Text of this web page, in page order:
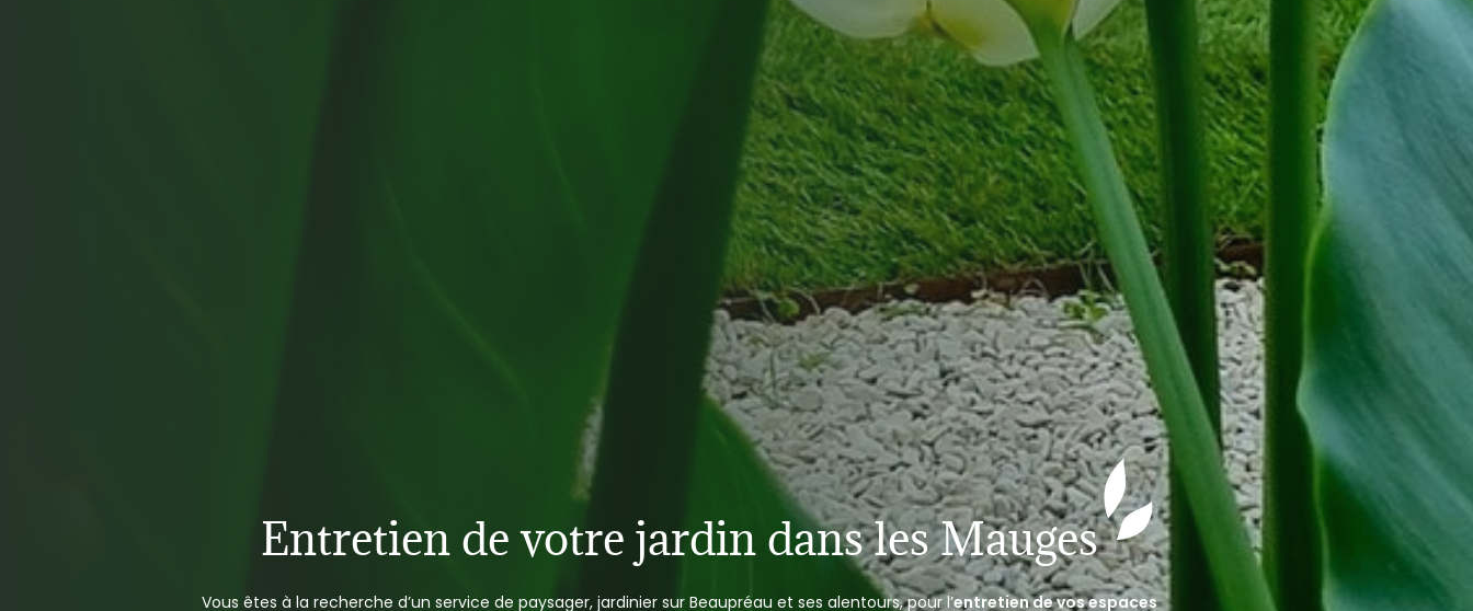
Entretien de votre jardin dans les Mauges
Vous êtes à la recherche d’un service de paysager, jardinier sur Beaupréau et ses alentours, pour l’entretien de vos espaces